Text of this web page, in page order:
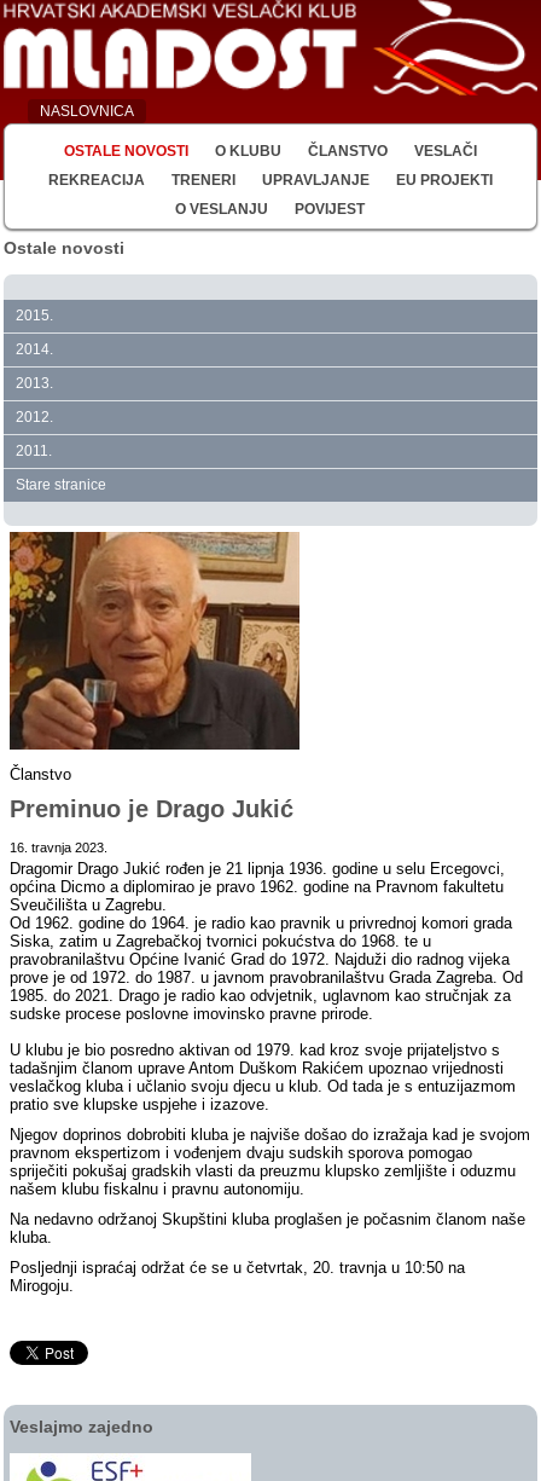
NASLOVNICA
OSTALE NOVOSTI O KLUBU ČLANSTVO
VESLAČI
REKREACIJA
TRENERI UPRAVLJANJE
EU PROJEKTI
O VESLANJU
POVIJEST
Ostale novosti
2015.
2014.
2013.
2012.
2011.
Stare stranice
Članstvo
Preminuo je Drago Jukić
16. travnja 2023.
Dragomir Drago Jukić rođen je 21 lipnja 1936. godine u selu Ercegovci,
općina Dicmo a diplomirao je pravo 1962. godine na Pravnom fakultetu
Sveučilišta u Zagrebu.
Od 1962. godine do 1964. je radio kao pravnik u privrednoj komori grada
Siska, zatim u Zagrebačkoj tvornici pokućstva do 1968. te u
pravobranilaštvu Općine Ivanić Grad do 1972. Najduži dio radnog vijeka
prove je od 1972. do 1987. u javnom pravobranilaštvu Grada Zagreba. Od
1985. do 2021. Drago je radio kao odvjetnik, uglavnom kao stručnjak za
sudske procese poslovne imovinsko pravne prirode.
U klubu je bio posredno aktivan od 1979. kad kroz svoje prijateljstvo s
tadašnjim članom uprave Antom Duškom Rakićem upoznao vrijednosti
veslačkog kluba i učlanio svoju djecu u klub. Od tada je s entuzijazmom
pratio sve klupske uspjehe i izazove.
Njegov doprinos dobrobiti kluba je najviše došao do izražaja kad je svojom
pravnom ekspertizom i vođenjem dvaju sudskih sporova pomogao
spriječiti pokušaj gradskih vlasti da preuzmu klupsko zemljište i oduzmu
našem klubu fiskalnu i pravnu autonomiju.
Na nedavno održanoj Skupštini kluba proglašen je počasnim članom naše
kluba.
Posljednji ispraćaj održat će se u četvrtak, 20. travnja u 10:50 na
Mirogoju.
Veslajmo zajedno